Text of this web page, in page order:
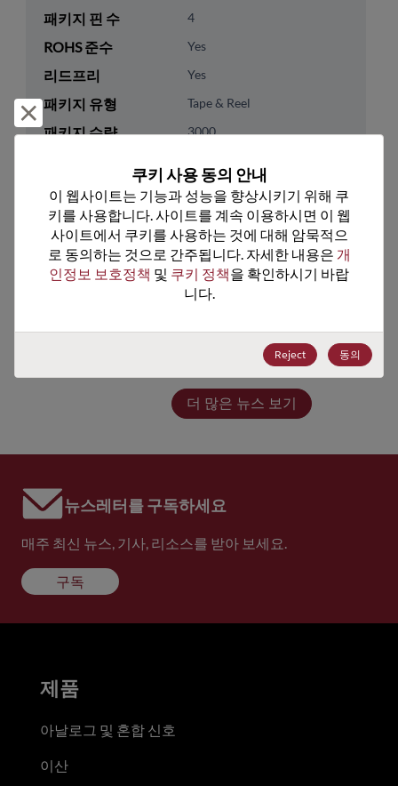
패키지 핀 수 4
ROHS 준수 Yes
리드프리 Yes
패키지 유형 Tape & Reel
패키지 수량 3000
Analog & Mixed Signal
기술 하위 카테고리 RF & Microwave
기술 그룹 RF Mixers/Swtchs/Detectors
미국 HTS 코드 8542.39.0090
EAR99
더 많은 뉴스 보기
뉴스레터를 구독하세요
매주 최신 뉴스, 기사, 리소스를 받아 보세요.
구독
거부 및 닫기
쿠키 사용 동의 안내
이 웹사이트는 기능과 성능을 향상시키기 위해 쿠
키를 사용합니다. 사이트를 계속 이용하시면 이 웹
사이트에서 쿠키를 사용하는 것에 대해 암묵적으
로 동의하는 것으로 간주됩니다. 자세한 내용은 개
인정보 보호정책 및 쿠키 정책을 확인하시기 바랍
니다.
Reject 동의
제품
아날로그 및 혼합 신호
이산